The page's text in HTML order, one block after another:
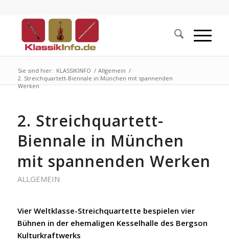
Sie sind hier: KLASSIKINFO / Allgemein /
2. Streichquartett-Biennale in München mit spannenden
Werken
2. Streichquartett-
Biennale in München
mit spannenden Werken
ALLGEMEIN
Vier Weltklasse-Streichquartette bespielen vier
Bühnen in der ehemaligen Kesselhalle des Bergson
Kulturkraftwerks